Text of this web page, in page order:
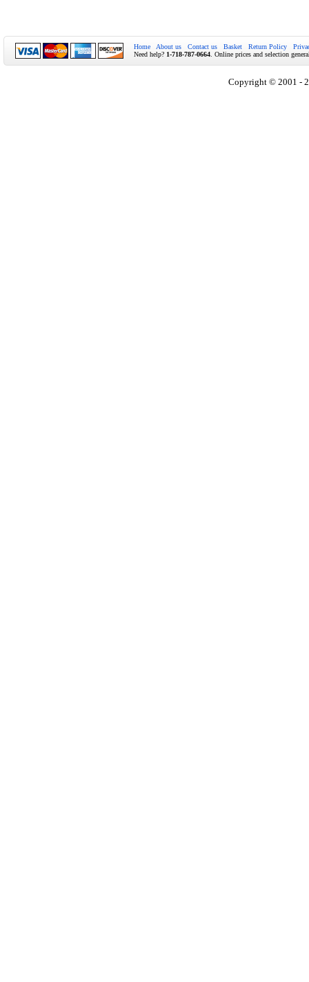
Home About us Contact us Basket Return Policy
Need help? 1-718-787-0664 . Online prices and selection
Copyright © 2001 -